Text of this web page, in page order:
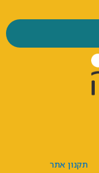
תקנון אתר